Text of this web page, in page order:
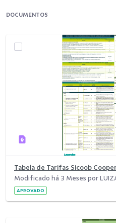
DOCUMENTOS
Tabela de Tarifas Sicoob
Modificado há 3 Meses por
APROVADO